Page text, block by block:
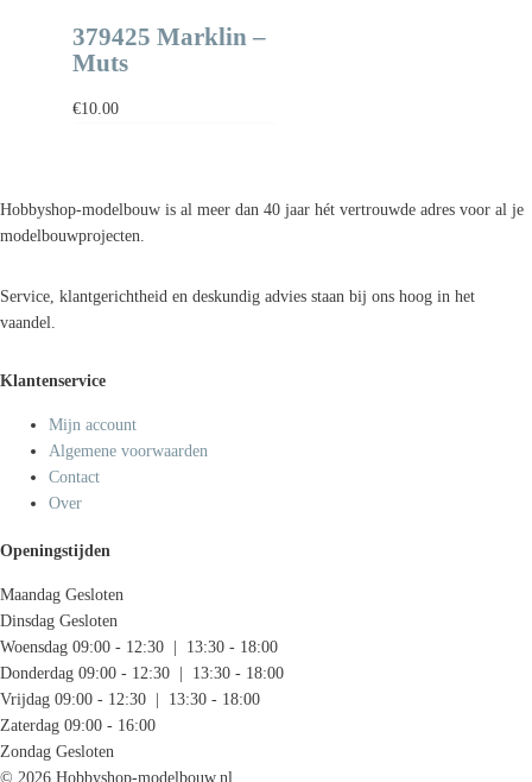
379425 Marklin –
Muts
€10.00
Hobbyshop-modelbouw is al meer dan 40 jaar hét vertrouwde adres voor al je
modelbouwprojecten.
Service, klantgerichtheid en deskundig advies staan bij ons hoog in het
vaandel.
Klantenservice
Mijn account
Algemene voorwaarden
Contact
Over
Openingstijden
Maandag Gesloten
Dinsdag Gesloten
Woensdag 09:00 - 12:30 | 13:30 - 18:00
Donderdag 09:00 - 12:30 | 13:30 - 18:00
Vrijdag 09:00 - 12:30 | 13:30 - 18:00
Zaterdag 09:00 - 16:00
Zondag Gesloten
© 2026 Hobbyshop-modelbouw.nl